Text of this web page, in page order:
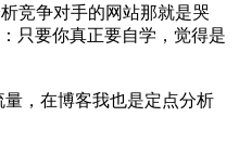
竞争对手的网站那就是哭
只要你真正要自学，觉得是
量，在博客我也是定点分析